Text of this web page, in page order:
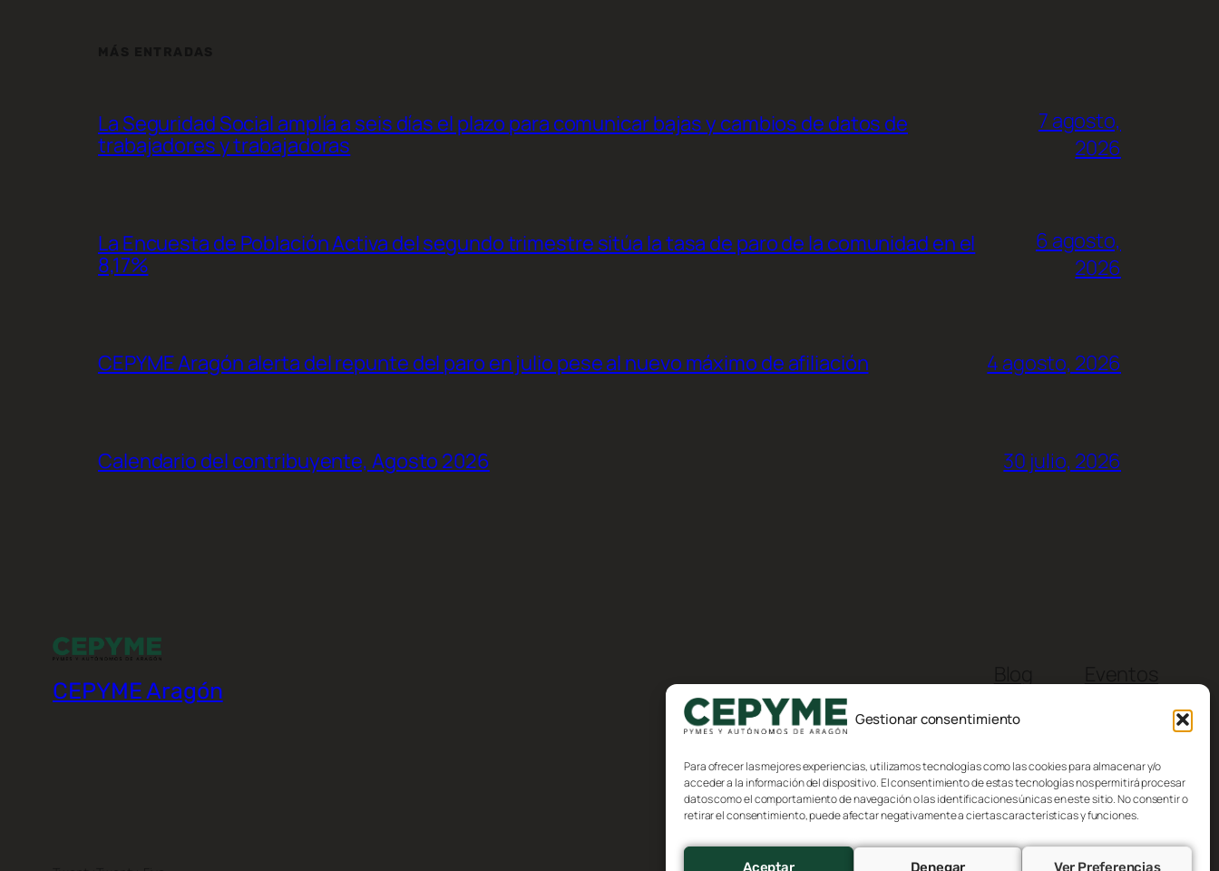
Gestionar consentimiento
Para ofrecer las mejores experiencias, utilizamos tecnologías como las cookies para almacenar y/o
acceder a la información del dispositivo. El consentimiento de estas tecnologías nos permitirá procesar
datos como el comportamiento de navegación o las identificaciones únicas en este sitio. No consentir o
retirar el consentimiento, puede afectar negativamente a ciertas características y funciones.
Aceptar Denegar Ver Preferencias
La Seguridad Social amplía a seis días el plazo para comunicar bajas y cambios de datos de
trabajadores y trabajadoras
7 agosto,
2026
La Encuesta de Población Activa del segundo trimestre sitúa la tasa de paro de la comunidad en el
8,17%
6 agosto,
2026
CEPYME Aragón alerta del repunte del paro en julio pese al nuevo máximo de afiliación 4 agosto, 2026
Calendario del contribuyente, Agosto 2026 30 julio, 2026
CEPYME Aragón
FAQs
Autores
Temas